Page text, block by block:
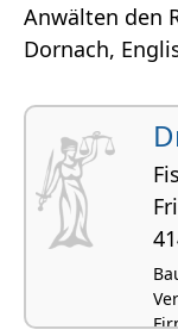
Anwälten den
Dornach,